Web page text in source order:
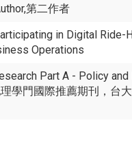
第二作者
in Digital Ride-
Operations
Part A - Policy and
學門國際推薦期刊，台